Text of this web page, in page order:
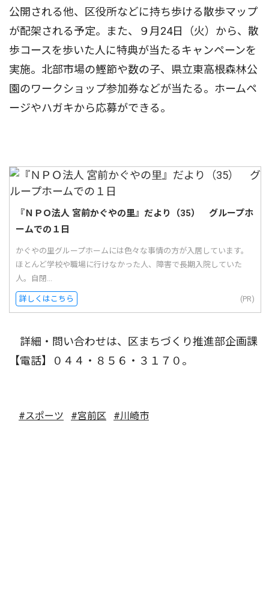
公開される他、区役所などに持ち歩ける散歩マップ
が配架される予定。また、９月24日（火）から、散
歩コースを歩いた人に特典が当たるキャンペーンを
実施。北部市場の鰹節や数の子、県立東高根森林公
園のワークショップ参加券などが当たる。ホームペ
ージやハガキから応募ができる。
『ＮＰＯ法人 宮前かぐやの里』だより（35） グループホ
ームでの１日
かぐやの里グループホームには色々な事情の方が入居しています。
ほとんど学校や職場に行けなかった人、障害で長期入院していた
人。自閉...
詳しくはこちら (PR)
詳細・問い合わせは、区まちづくり推進部企画課
【電話】０４４・８５６・３１７０。
#スポーツ #宮前区 #川崎市